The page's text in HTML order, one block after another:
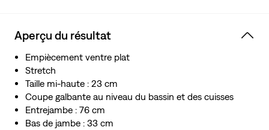
Aperçu du résultat
Empiècement ventre plat
Stretch
Taille mi-haute : 23 cm
Coupe galbante au niveau du bassin et des cuisses
Entrejambe : 76 cm
Bas de jambe : 33 cm